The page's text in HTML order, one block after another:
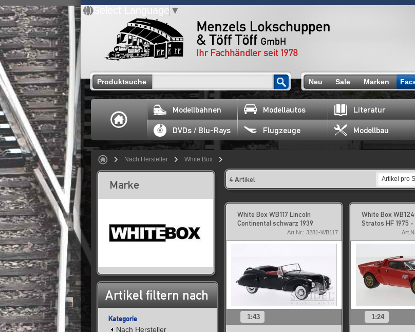
Select Language ▼
Produktsuche Neu Sale Marken
Modellbahnen Modellautos Literatur
DVDs / Blu-Rays Flugzeuge Modellbau
Nach Hersteller White Box
Marke
Artikel filtern nach
Kategorie
Nach Hersteller
4 Artikel Artikel pro
White Box WB117 Lincoln
Continental schwarz 1939
Art.Nr.: 3281-WB117
1:43
White Box
Stratos HF 1975
1:24